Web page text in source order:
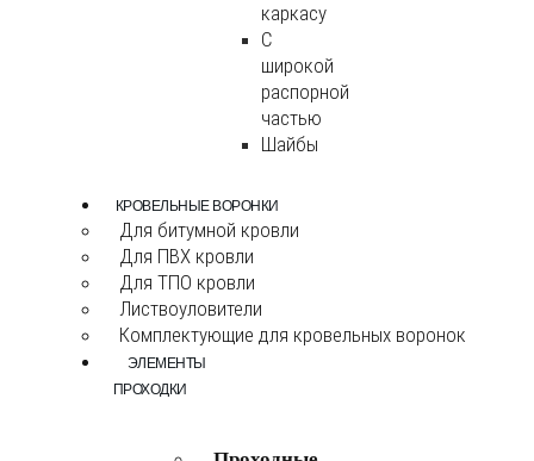
каркасу
С
широкой
распорной
частью
Шайбы
КРОВЕЛЬНЫЕ ВОРОНКИ
Для битумной кровли
Для ПВХ кровли
Для ТПО кровли
Листвоуловители
Комплектующие для кровельных воронок
ЭЛЕМЕНТЫ
ПРОХОДКИ